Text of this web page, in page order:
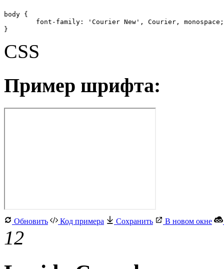
body {
}
CSS
Пример шрифта:
Обновить Код примера Сохранить В новом окне
12